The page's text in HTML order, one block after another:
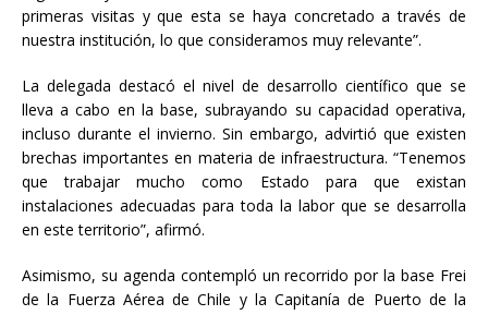
primeras visitas y que esta se haya concretado a través de
nuestra institución, lo que consideramos muy relevante”.
La delegada destacó el nivel de desarrollo científico que se
lleva a cabo en la base, subrayando su capacidad operativa,
incluso durante el invierno. Sin embargo, advirtió que existen
brechas importantes en materia de infraestructura. “Tenemos
que trabajar mucho como Estado para que existan
instalaciones adecuadas para toda la labor que se desarrolla
en este territorio”, afirmó.
Asimismo, su agenda contempló un recorrido por la base Frei
de la Fuerza Aérea de Chile y la Capitanía de Puerto de la